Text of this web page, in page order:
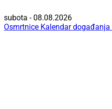
subota - 08.08.2026
Osmrtnice Kalendar događanja